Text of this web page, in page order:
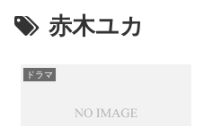
赤木ユカ
ドラマ